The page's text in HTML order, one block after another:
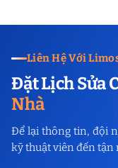
Liên Hệ Với
Đặt Lịch Sửa
Nhà
Để lại thông tin, đội
kỹ thuật viên đến tận